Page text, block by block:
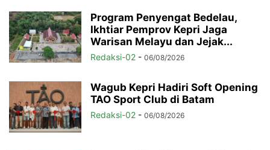
Program Penyengat Bedelau,
Ikhtiar Pemprov Kepri Jaga
Warisan Melayu dan Jejak...
Redaksi-02 - 06/08/2026
Wagub Kepri Hadiri Soft Opening
TAO Sport Club di Batam
Redaksi-02 - 06/08/2026